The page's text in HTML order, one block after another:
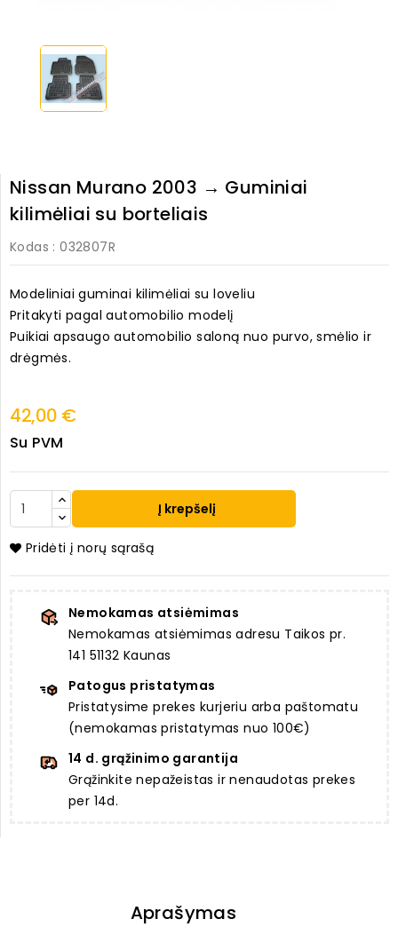
Nissan Murano 2003 → Guminiai
kilimėliai su borteliais
Kodas : 032807R
Modeliniai guminai kilimėliai su loveliu
Pritakyti pagal automobilio modelį
Puikiai apsaugo automobilio saloną nuo purvo, smėlio ir
drėgmės.
42,00 €
Su PVM
Į krepšelį
Pridėti į norų sąrašą
Nemokamas atsiėmimas
Nemokamas atsiėmimas adresu Taikos pr.
141 51132 Kaunas
Patogus pristatymas
Pristatysime prekes kurjeriu arba paštomatu
(nemokamas pristatymas nuo 100€)
14 d. grąžinimo garantija
Grąžinkite nepažeistas ir nenaudotas prekes
per 14d.
Aprašymas